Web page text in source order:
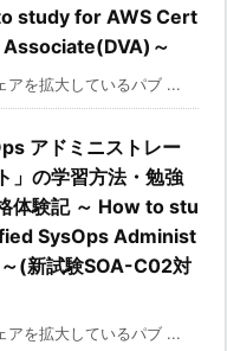
study for AWS Cert
～
を拡大しているパブ ...
アドミニストレー
」の学習方法・勉強
体験記 ～ How to stu
SysOps Administ
(新試験SOA-C02対
を拡大しているパブ ...